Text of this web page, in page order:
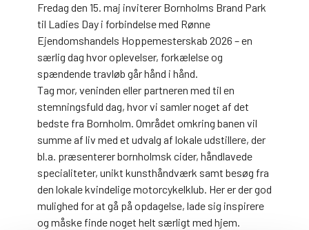
Fredag den 15. maj inviterer Bornholms Brand Park
til Ladies Day i forbindelse med Rønne
Ejendomshandels Hoppemesterskab 2026 – en
særlig dag hvor oplevelser, forkælelse og
spændende travløb går hånd i hånd.
Tag mor, veninden eller partneren med til en
stemningsfuld dag, hvor vi samler noget af det
bedste fra Bornholm. Området omkring banen vil
summe af liv med et udvalg af lokale udstillere, der
bl.a. præsenterer bornholmsk cider, håndlavede
specialiteter, unikt kunsthåndværk samt besøg fra
den lokale kvindelige motorcykelklub. Her er der god
mulighed for at gå på opdagelse, lade sig inspirere
og måske finde noget helt særligt med hjem.